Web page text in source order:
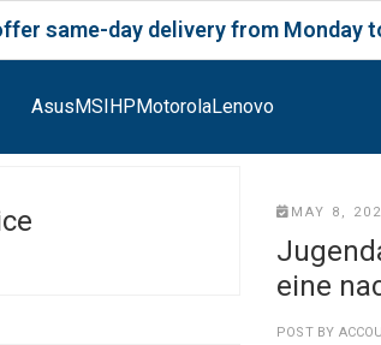
delivery from Monday to Saturday in
Asus MSI HP MotorolaLenovo
MAY 8,
eine
POST BY